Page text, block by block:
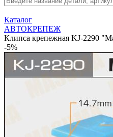
Каталог
АВТОКРЕПЕЖ
Клипса крепежная KJ-2290
-5%